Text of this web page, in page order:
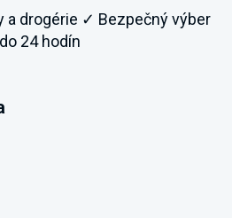
a drogérie ✓ Bezpečný výber
24 hodín